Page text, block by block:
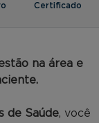
Certificado
na área e
de Saúde, você